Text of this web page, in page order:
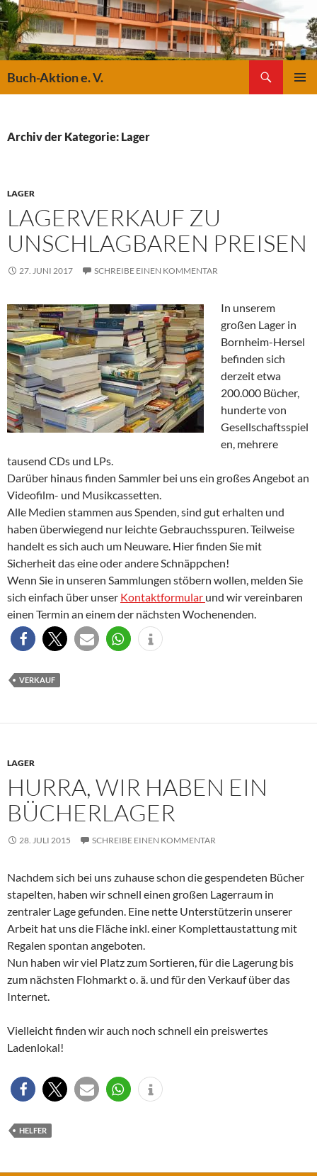
Buch-Aktion e. V.
Archiv der Kategorie: Lager
LAGER
LAGERVERKAUF ZU
UNSCHLAGBAREN PREISEN
27. JUNI 2017 SCHREIBE EINEN KOMMENTAR
In unserem
großen Lager in
Bornheim-Hersel
befinden sich
derzeit etwa
200.000 Bücher,
hunderte von
Gesellschaftsspiel
en, mehrere
tausend CDs und LPs.
Darüber hinaus finden Sammler bei uns ein großes Angebot an
Videofilm- und Musikcassetten.
Alle Medien stammen aus Spenden, sind gut erhalten und
haben überwiegend nur leichte Gebrauchsspuren. Teilweise
handelt es sich auch um Neuware. Hier finden Sie mit
Sicherheit das eine oder andere Schnäppchen!
Wenn Sie in unseren Sammlungen stöbern wollen, melden Sie
sich einfach über unser Kontaktformular und wir vereinbaren
einen Termin an einem der nächsten Wochenenden.
VERKAUF
LAGER
HURRA, WIR HABEN EIN
BÜCHERLAGER
28. JULI 2015 SCHREIBE EINEN KOMMENTAR
Nachdem sich bei uns zuhause schon die gespendeten Bücher
stapelten, haben wir schnell einen großen Lagerraum in
zentraler Lage gefunden. Eine nette Unterstützerin unserer
Arbeit hat uns die Fläche inkl. einer Komplettaustattung mit
Regalen spontan angeboten.
Nun haben wir viel Platz zum Sortieren, für die Lagerung bis
zum nächsten Flohmarkt o. ä. und für den Verkauf über das
Internet.
Vielleicht finden wir auch noch schnell ein preiswertes
Ladenlokal!
HELFER